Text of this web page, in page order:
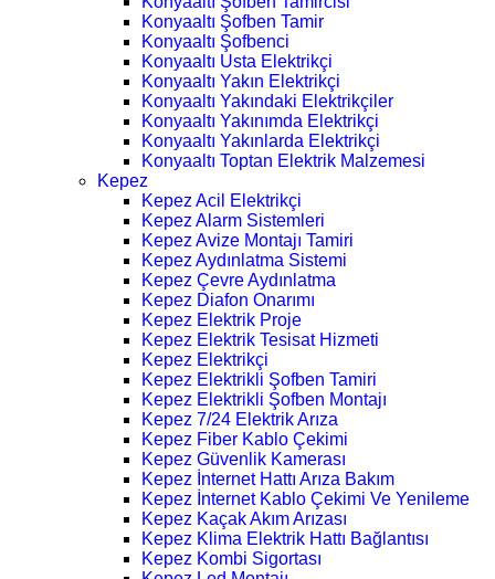
Konyaaltı Şofben Tamir
Konyaaltı Şofbenci
Konyaaltı Usta Elektrikçi
Konyaaltı Yakın Elektrikçi
Konyaaltı Yakındaki Elektrikçiler
Konyaaltı Yakınımda Elektrikçi
Konyaaltı Yakınlarda Elektrikçi
Konyaaltı Toptan Elektrik Malzemesi
Kepez
Kepez Acil Elektrikçi
Kepez Alarm Sistemleri
Kepez Avize Montajı Tamiri
Kepez Aydınlatma Sistemi
Kepez Çevre Aydınlatma
Kepez Diafon Onarımı
Kepez Elektrik Proje
Kepez Elektrik Tesisat Hizmeti
Kepez Elektrikçi
Kepez Elektrikli Şofben Tamiri
Kepez Elektrikli Şofben Montajı
Kepez 7/24 Elektrik Arıza
Kepez Fiber Kablo Çekimi
Kepez Güvenlik Kamerası
Kepez İnternet Hattı Arıza Bakım
Kepez İnternet Kablo Çekimi Ve Yenileme
Kepez Kaçak Akım Arızası
Kepez Klima Elektrik Hattı Bağlantısı
Kepez Kombi Sigortası